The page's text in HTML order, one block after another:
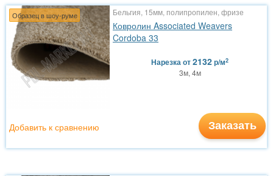
Образец в шоу-руме Бельгия, 15мм, полипропилен, фризе
Ковролин Associated Weavers
Cordoba 33
Нарезкаот2132р/м2
3м, 4м
Заказать
Добавить к сравнению